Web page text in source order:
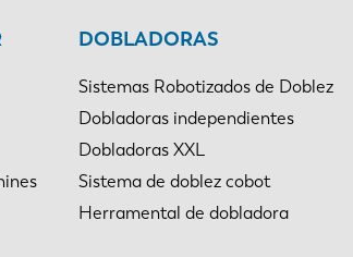
DOBLADORAS
Sistemas Robotizados de Doblez
Dobladoras independientes
Dobladoras XXL
Sistema de doblez cobot
Herramental de dobladora